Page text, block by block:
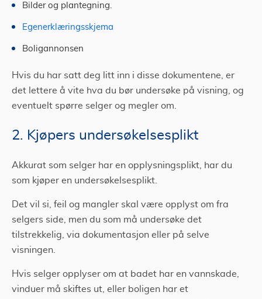
Bilder og plantegning.
Egenerklæringsskjema
Boligannonsen
Hvis du har satt deg litt inn i disse dokumentene, er
det lettere å vite hva du bør undersøke på visning, og
eventuelt spørre selger og megler om.
2. Kjøpers undersøkelsesplikt
Akkurat som selger har en opplysningsplikt, har du
som kjøper en undersøkelsesplikt.
Det vil si, feil og mangler skal være opplyst om fra
selgers side, men du som må undersøke det
tilstrekkelig, via dokumentasjon eller på selve
visningen.
Hvis selger opplyser om at badet har en vannskade,
vinduer må skiftes ut, eller boligen har et